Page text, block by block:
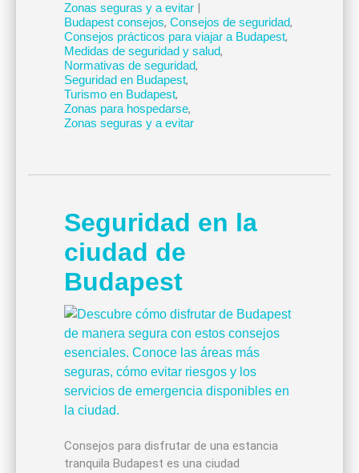
Zonas seguras y a evitar|
Budapest consejos, Consejos de seguridad,
Consejos prácticos para viajar a Budapest,
Medidas de seguridad y salud,
Normativas de seguridad,
Seguridad en Budapest,
Turismo en Budapest,
Zonas para hospedarse,
Zonas seguras y a evitar
Seguridad en la
ciudad de
Budapest
Consejos para disfrutar de una estancia
tranquila Budapest es una ciudad